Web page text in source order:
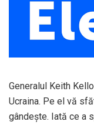
Generalul Keith
Ucraina. Pe el vă
gândește. Iată ce a